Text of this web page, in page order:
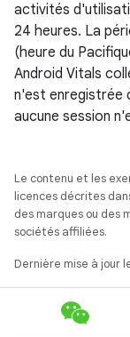
activités
24 heures. La
(heure du
Android Vitals
n'est enregistrée
aucune session
Le contenu et les
licences décrites
des marques ou des
sociétés affiliées.
Dernière mise à jour